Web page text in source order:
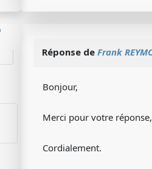
Réponse de Frank
Bonjour,
Merci pour votre
Cordialement.